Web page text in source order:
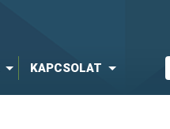
KAPCSOLAT